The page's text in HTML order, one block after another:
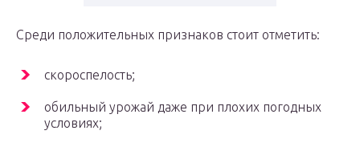
Среди положительных признаков стоит отметить:
скороспелость;
обильный урожай даже при плохих погодных
условиях;